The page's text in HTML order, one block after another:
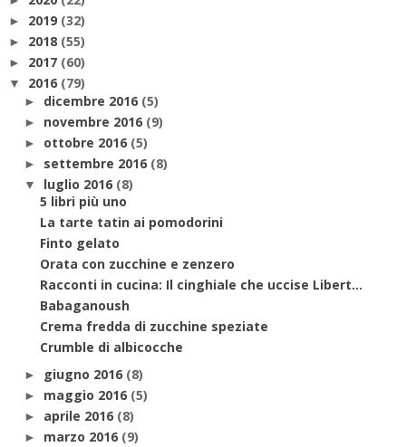
► 2019 (32)
► 2018 (55)
► 2017 (60)
▼ 2016 (79)
► dicembre 2016 (5)
► novembre 2016 (9)
► ottobre 2016 (5)
► settembre 2016 (8)
▼ luglio 2016 (8)
5 libri più uno
La tarte tatin ai pomodorini
Finto gelato
Orata con zucchine e zenzero
Racconti in cucina: Il cinghiale che uccise Libert...
Babaganoush
Crema fredda di zucchine speziate
Crumble di albicocche
► giugno 2016 (8)
► maggio 2016 (5)
► aprile 2016 (8)
► marzo 2016 (9)